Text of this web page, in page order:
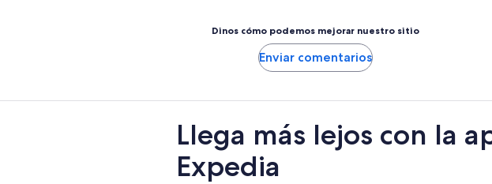
Dinos cómo podemos mejorar nuestro sitio
Enviar comentarios
Llega más lejos con la
Expedia